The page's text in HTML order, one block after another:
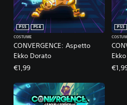
CONVERGENCE: Aspetto
Ekko Dorato
PS5
PS4
COSTUME
€1,99
PS5